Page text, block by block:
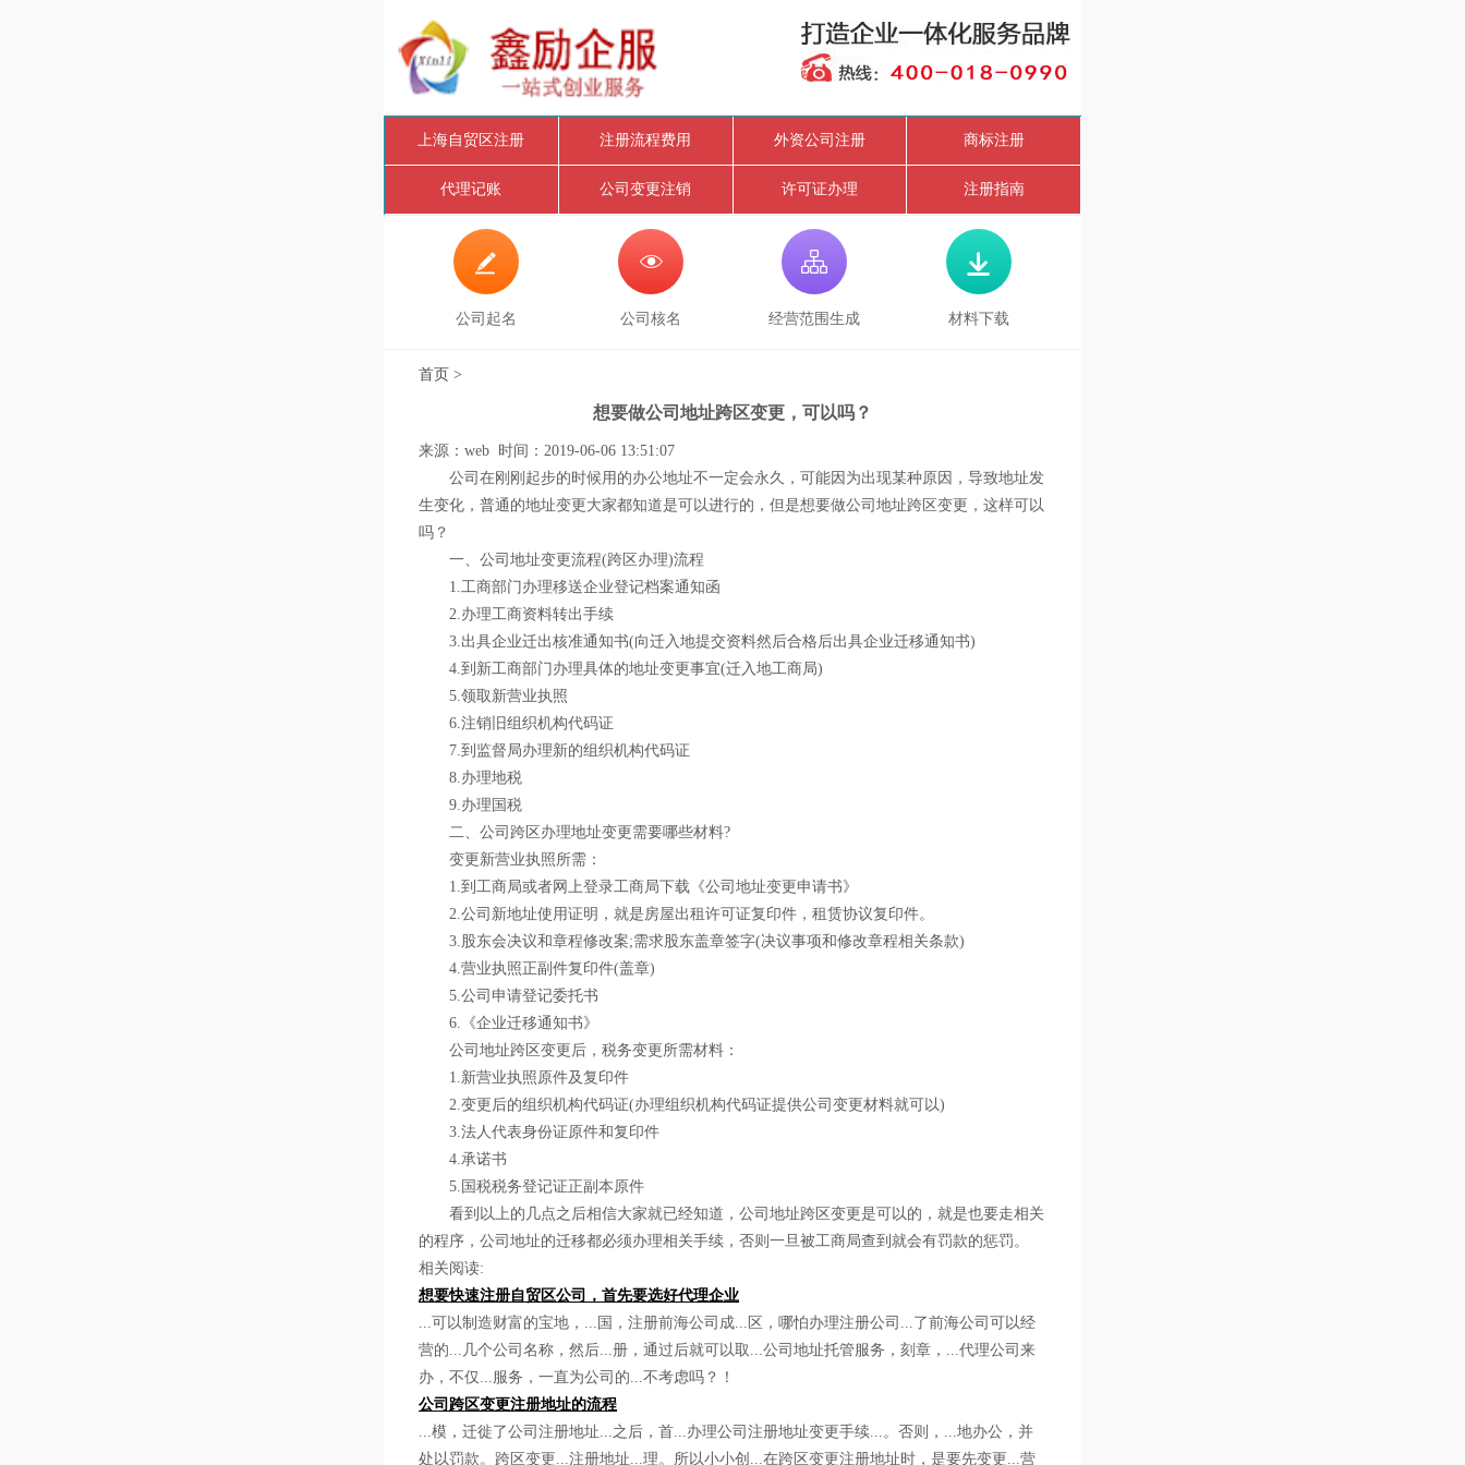
上海自贸区注册 注册流程费用 外资公司注册 商标注册
代理记账 公司变更注销 许可证办理 注册指南

公司起名

公司核名

经营范围生成

材料下载
首页 >
想要做公司地址跨区变更，可以吗？
来源：web 时间：2019-06-06 13:51:07
公司在刚刚起步的时候用的办公地址不一定会永久，可能因为出现某种原因，导致地址发
生变化，普通的地址变更大家都知道是可以进行的，但是想要做公司地址跨区变更，这样可以
吗？
一、公司地址变更流程(跨区办理)流程
1.工商部门办理移送企业登记档案通知函
2.办理工商资料转出手续
3.出具企业迁出核准通知书(向迁入地提交资料然后合格后出具企业迁移通知书)
4.到新工商部门办理具体的地址变更事宜(迁入地工商局)
5.领取新营业执照
6.注销旧组织机构代码证
7.到监督局办理新的组织机构代码证
8.办理地税
9.办理国税
二、公司跨区办理地址变更需要哪些材料?
变更新营业执照所需：
1.到工商局或者网上登录工商局下载《公司地址变更申请书》
2.公司新地址使用证明，就是房屋出租许可证复印件，租赁协议复印件。
3.股东会决议和章程修改案;需求股东盖章签字(决议事项和修改章程相关条款)
4.营业执照正副件复印件(盖章)
5.公司申请登记委托书
6.《企业迁移通知书》
公司地址跨区变更后，税务变更所需材料：
1.新营业执照原件及复印件
2.变更后的组织机构代码证(办理组织机构代码证提供公司变更材料就可以)
3.法人代表身份证原件和复印件
4.承诺书
5.国税税务登记证正副本原件
看到以上的几点之后相信大家就已经知道，公司地址跨区变更是可以的，就是也要走相关
的程序，公司地址的迁移都必须办理相关手续，否则一旦被工商局查到就会有罚款的惩罚。
相关阅读:
想要快速注册自贸区公司，首先要选好代理企业
...可以制造财富的宝地，...国，注册前海公司成...区，哪怕办理注册公司...了前海公司可以经
营的...几个公司名称，然后...册，通过后就可以取...公司地址托管服务，刻章，...代理公司来
办，不仅...服务，一直为公司的...不考虑吗？！
公司跨区变更注册地址的流程
...模，迁徙了公司注册地址...之后，首...办理公司注册地址变更手续...。否则，...地办公，并
处以罚款。跨区变更...注册地址...理。所以小小创...在跨区变更注册地址时，是要先变更...营